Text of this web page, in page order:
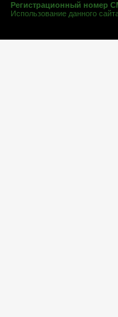
Регистрационный номер
Использование данного